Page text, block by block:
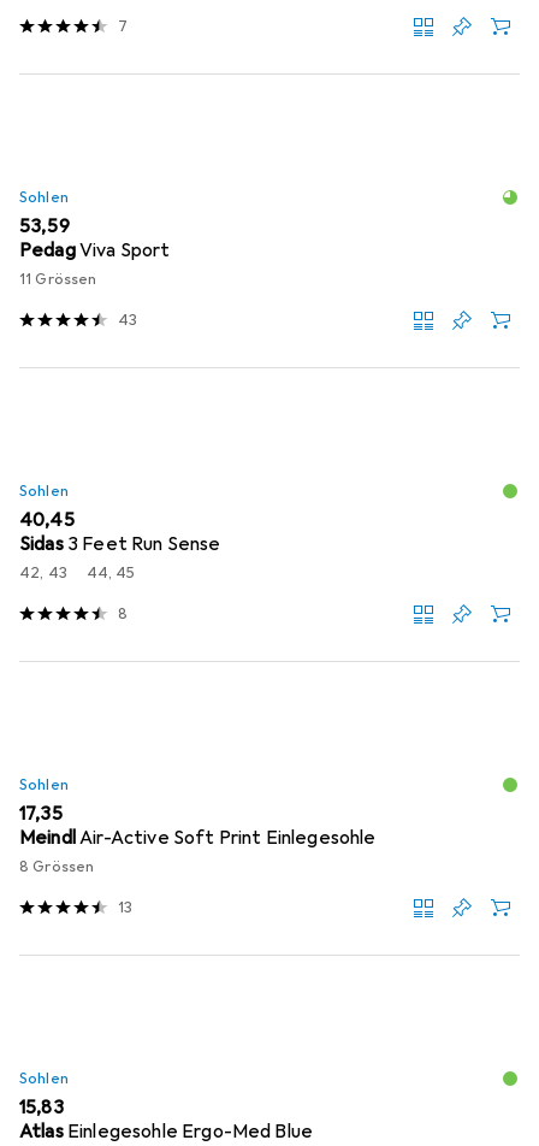
7
Sohlen
EUR
53,59
PedagViva Sport
11 Grössen
43
Sohlen
EUR
40,45
Sidas 3 Feet Run Sense
42, 43 44, 45
8
Sohlen
EUR
17,35
MeindlAir-Active Soft Print Einlegesohle
8 Grössen
13
Sohlen
EUR
15,83
Atlas Einlegesohle Ergo-Med Blue